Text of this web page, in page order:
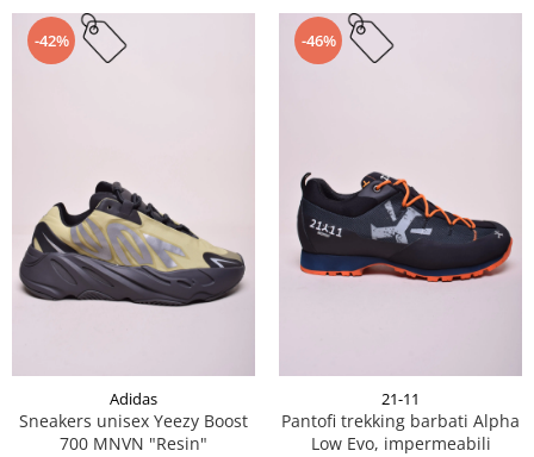
-42%
Adidas
Sneakers unisex Yeezy Boost
700 MNVN "Resin"
-46%
21-11
Pantofi trekking barbati Alpha
Low Evo, impermeabili